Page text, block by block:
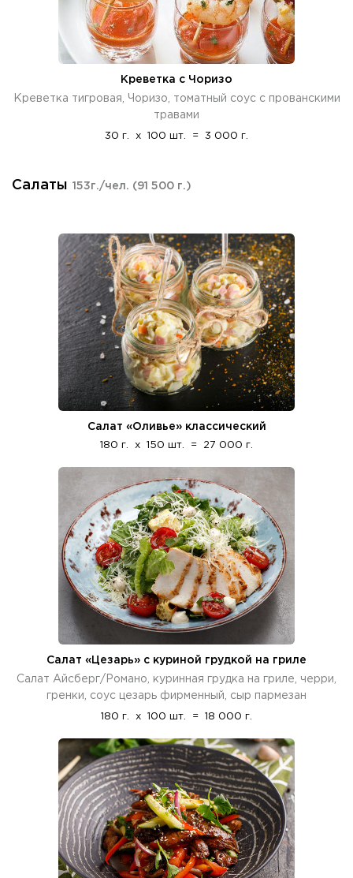
Креветка с Чоризо
Креветка тигровая, Чоризо, томатный соус с прованскими
травами
30 г. x 100 шт. = 3 000 г.
Салаты 153г./чел. (91 500 г.)
Салат «Оливье» классический
180 г. x 150 шт. = 27 000 г.
Салат «Цезарь» с куриной грудкой на гриле
Салат Айсберг/Романо, куринная грудка на гриле, черри,
гренки, соус цезарь фирменный, сыр пармезан
180 г. x 100 шт. = 18 000 г.